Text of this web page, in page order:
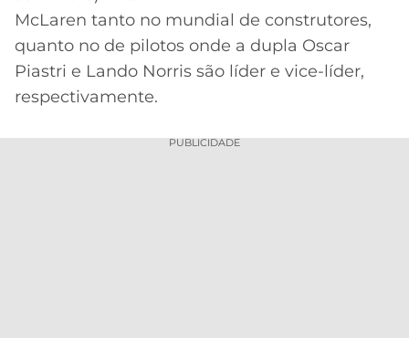
McLaren tanto no mundial de construtores,
quanto no de pilotos onde a dupla Oscar
Piastri e Lando Norris são líder e vice-líder,
respectivamente.
PUBLICIDADE